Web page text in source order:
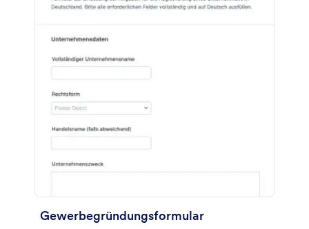
Gewerbegründungsformular